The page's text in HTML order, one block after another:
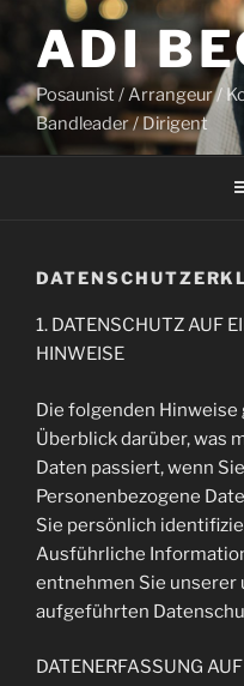
Inhalt
springenADI
Posaunist / Arrangeur /
Bandleader / Dirigent
1. DATENSCHUTZ AUF
HINWEISE
Die folgenden
Überblick darüber, was
Daten passiert, wenn
Personenbezogene
Sie persönlich
Ausführliche
entnehmen Sie unserer
aufgeführten
DATENERFASSUNG